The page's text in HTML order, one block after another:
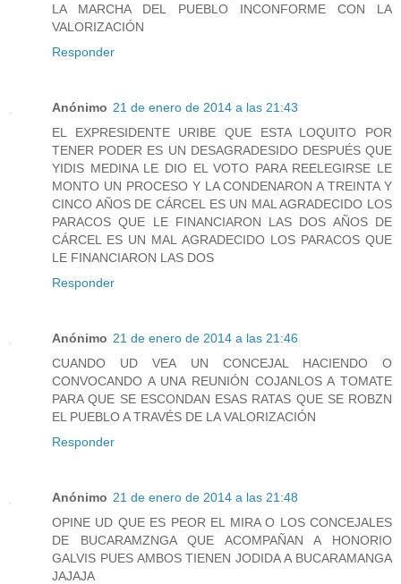
LA MARCHA DEL PUEBLO INCONFORME CON LA
VALORIZACIÓN
Responder
Anónimo 21 de enero de 2014 a las 21:43
EL EXPRESIDENTE URIBE QUE ESTA LOQUITO POR
TENER PODER ES UN DESAGRADESIDO DESPUÉS QUE
YIDIS MEDINA LE DIO EL VOTO PARA REELEGIRSE LE
MONTO UN PROCESO Y LA CONDENARON A TREINTA Y
CINCO AÑOS DE CÁRCEL ES UN MAL AGRADECIDO LOS
PARACOS QUE LE FINANCIARON LAS DOS AÑOS DE
CÁRCEL ES UN MAL AGRADECIDO LOS PARACOS QUE
LE FINANCIARON LAS DOS
Responder
Anónimo 21 de enero de 2014 a las 21:46
CUANDO UD VEA UN CONCEJAL HACIENDO O
CONVOCANDO A UNA REUNIÓN COJANLOS A TOMATE
PARA QUE SE ESCONDAN ESAS RATAS QUE SE ROBZN
EL PUEBLO A TRAVÉS DE LA VALORIZACIÓN
Responder
Anónimo 21 de enero de 2014 a las 21:48
OPINE UD QUE ES PEOR EL MIRA O LOS CONCEJALES
DE BUCARAMZNGA QUE ACOMPAÑAN A HONORIO
GALVIS PUES AMBOS TIENEN JODIDA A BUCARAMANGA
JAJAJA